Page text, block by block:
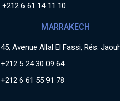
+212 6 61 14 11 10
MARRAKECH
45, Avenue Allal El Fassi, Rés.
+212 5 24 30 09 64
+212 6 61 55 91 78